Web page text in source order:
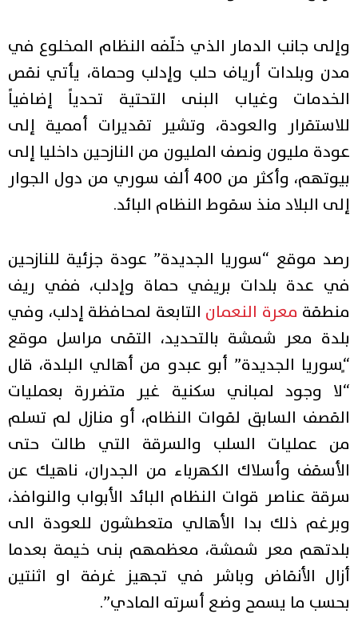
وإلى جانب الدمار الذي خلّفه النظام المخلوع في
مدن وبلدات أرياف حلب وإدلب وحماة، يأتي نقص
الخدمات وغياب البنى التحتية تحدياً إضافياً
للاستقرار والعودة، وتشير تقديرات أممية إلى
عودة مليون ونصف المليون من النازحين داخليا إلى
بيوتهم، وأكثر من 400 ألف سوري من دول الجوار
إلى البلاد منذ سقوط النظام البائد.
رصد موقع “سوريا الجديدة” عودة جزئية للنازحين
في عدة بلدات بريفي حماة وإدلب، ففي ريف
منطقة معرة النعمان التابعة لمحافظة إدلب، وفي
بلدة معر شمشة بالتحديد، التقى مراسل موقع
“ٍسوريا الجديدة” أبو عبدو من أهالي البلدة، قال
“لا وجود لمباني سكنية غير متضررة بعمليات
القصف السابق لقوات النظام، أو منازل لم تسلم
من عمليات السلب والسرقة التي طالت حتى
الأسقف وأسلاك الكهرباء من الجدران، ناهيك عن
سرقة عناصر قوات النظام البائد الأبواب والنوافذ،
وبرغم ذلك بدا الأهالي متعطشون للعودة الى
بلدتهم معر شمشة، معظمهم بنى خيمة بعدما
أزال الأنقاض وباشر في تجهيز غرفة او اثنتين
بحسب ما يسمح وضع أسرته المادي”.